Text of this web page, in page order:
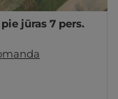
jūras 7 pers.